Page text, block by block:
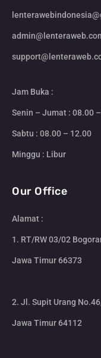
Jam Buka :
Senin – Jumat : 08.00
Sabtu : 08.00 – 12.00
Minggu : Libur
Our Office
Alamat :
1. RT/RW 03/02
Jawa Timur 66373
2. Jl. Supit Urang
Jawa Timur 64112